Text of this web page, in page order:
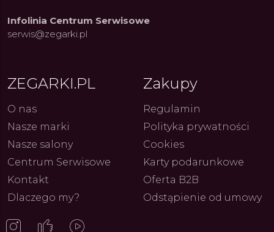
Constant: Pasja,
i Dostępny Luksus z
Infolinia Centrum Serwisowe
serwis@zegarki.pl
ZEGARKI.PL
O nas
Nasze marki
Nasze salony
Centrum Serwisowe
Kontakt
Dlaczego my?
Zakupy
Regulamin
Polityka prywatności
Cookies
Karty podarunkowe
Oferta B2B
Odstąpienie od umowy